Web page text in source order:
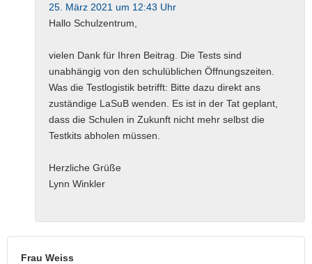
25. März 2021 um 12:43 Uhr
Hallo Schulzentrum,
vielen Dank für Ihren Beitrag. Die Tests sind
unabhängig von den schulüblichen Öffnungszeiten.
Was die Testlogistik betrifft: Bitte dazu direkt ans
zuständige LaSuB wenden. Es ist in der Tat geplant,
dass die Schulen in Zukunft nicht mehr selbst die
Testkits abholen müssen.
Herzliche Grüße
Lynn Winkler
Frau Weiss